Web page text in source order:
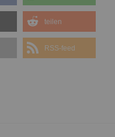
teilen
RSS-feed